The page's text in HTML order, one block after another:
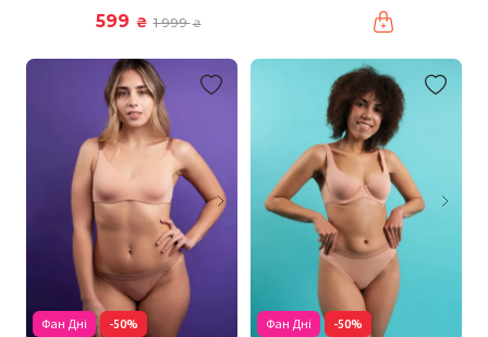
599 ₴ 1 999₴
Фан Дні -50% Фан Дні -50%